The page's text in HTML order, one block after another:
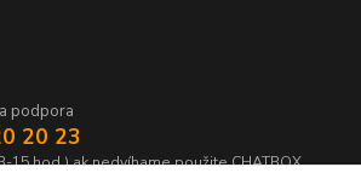
podpora
20 23
15 hod.) ak nedvíhame použite CHATBOX